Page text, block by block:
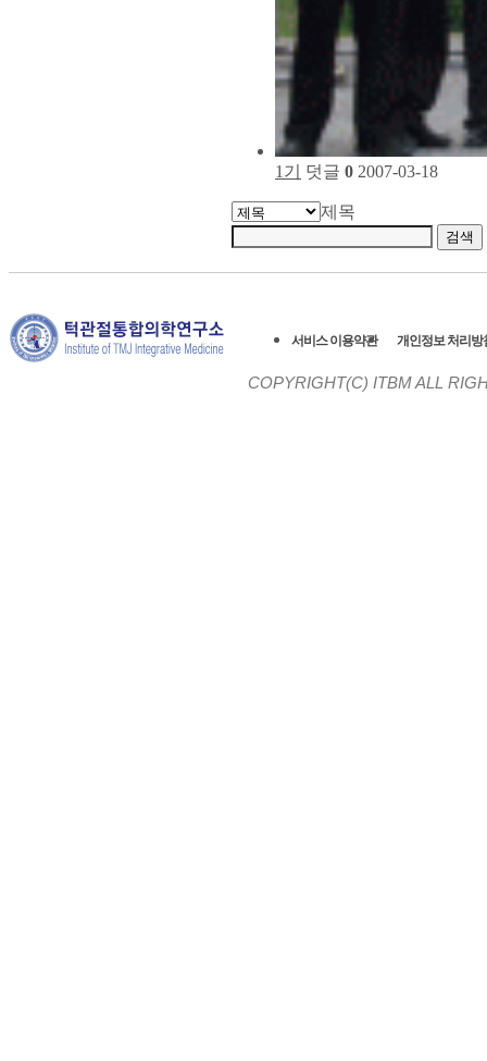
1기 덧글 0 2007-03-18
제목
서비스 이용약관 개인정보 처리방
COPYRIGHT(C) ITBM ALL